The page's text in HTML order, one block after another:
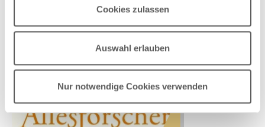
Cookies zulassen
Auswahl erlauben
Nur notwendige Cookies verwenden